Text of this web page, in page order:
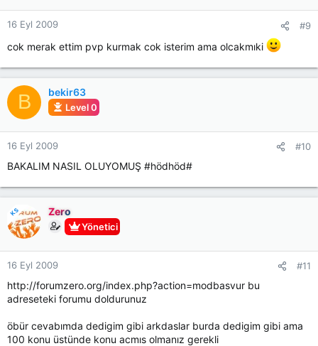
16 Eyl 2009 #9
cok merak ettim pvp kurmak cok isterim ama olcakmıki
B bekir63
Level 0
16 Eyl 2009 #10
BAKALIM NASIL OLUYOMUŞ #hödhöd#
KS Zero
Yönetici
16 Eyl 2009 #11
http://forumzero.org/index.php?action=modbasvur bu
adreseteki forumu doldurunuz
öbür cevabımda dedigim gibi arkdaslar burda dedigim gibi ama
100 konu üstünde konu acmıs olmanız gerekli